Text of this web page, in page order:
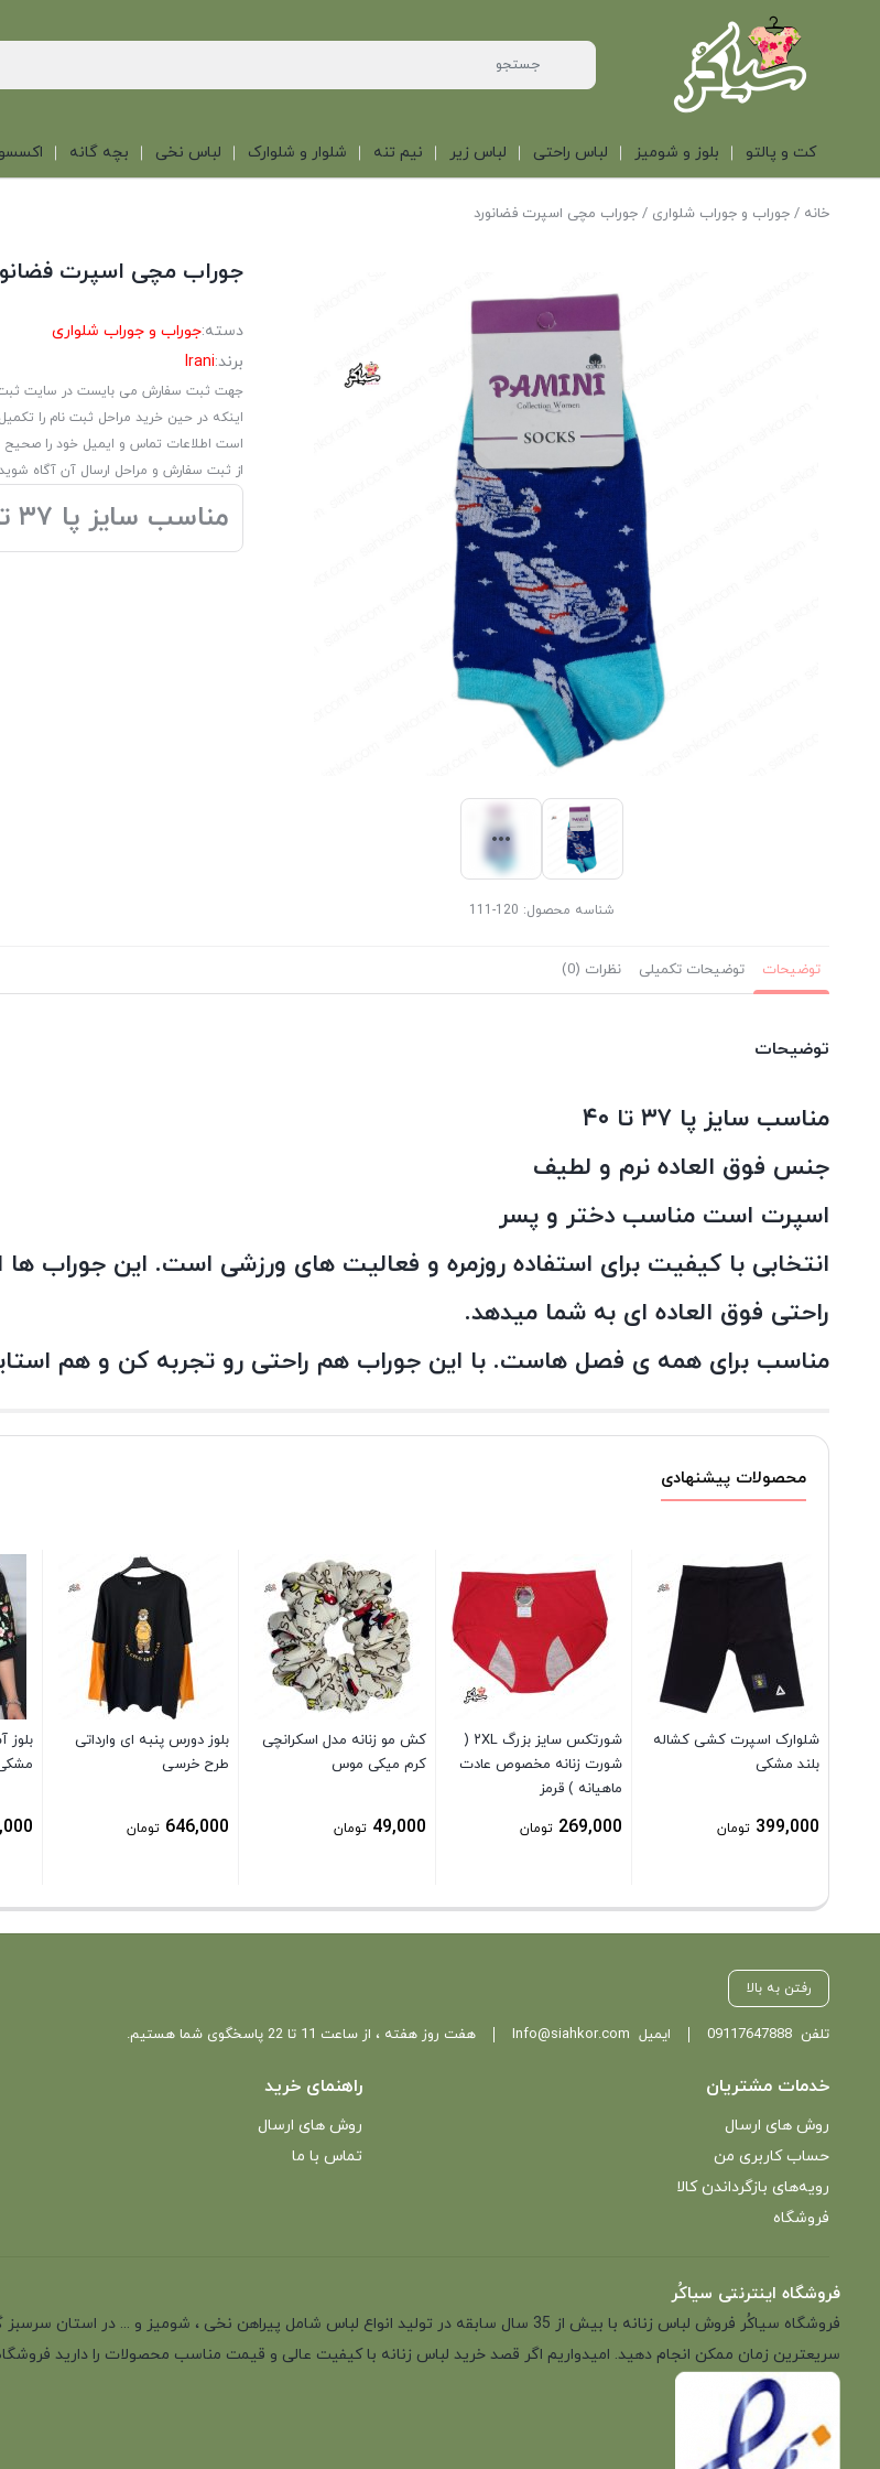
کت و پالتو بلوز و شومیز لباس راحتی لباس زیر نیم تنه شلوار و شلوارک لباس نخی بچه گانه
خانه /جوراب و جوراب شلواری / جوراب مچی اسپرت فضانورد
شناسه محصول: 120-111
جوراب مچی اسپرت
دسته:جوراب و جوراب شلواری
برند:Irani
جهت ثبت سفارش می بایست در سایت
اینکه در حین خرید مراحل ثبت نام را
است اطلاعات تماس و ایمیل خود را صحیح
از ثبت سفارش و مراحل ارسال آن آگاه
مناسب سایز پا ۳۷ تا ۴۰
توضیحات توضیحات تکمیلی نظرات (0)
توضیحات
مناسب سایز پا ۳۷ تا ۴۰
جنس فوق العاده نرم و لطیف
اسپرت است مناسب دختر و پسر
انتخابی با کیفیت برای استفاده روزمره و فعالیت های ورزشی است. این جوراب
راحتی فوق العاده ای به شما میدهد.
مناسب برای همه ی فصل هاست. با این جوراب هم راحتی رو تجربه کن و هم
محصولات پیشنهادی
شلوارک اسپرت کشی کشاله
بلند مشکی
399,000 تومان
شورتکس سایز بزرگ ۲XL (
شورت زنانه مخصوص عادت
ماهیانه ) قرمز
269,000 تومان
کش مو زنانه مدل اسکرانچی
کرم میکی موس
49,000 تومان
بلوز دورس پنبه ای وارداتی
طرح خرسی
646,000 تومان
بلوز
رفتن به بالا
تلفن09117647888 ایمیل Info@siahkor.com هفت روز هفته ، از ساعت 11 تا 22 پاسخگوی شما هستیم.
خدمات مشتریان
روش های ارسال
حساب کاربری من
رویه‌های بازگرداندن کالا
فروشگاه
راهنمای خرید
روش های ارسال
تماس با ما
فروشگاه اینترنتی سیاکُر
فروشگاه سیاکُر فروش لباس زنانه با بیش از 35 سال سابقه در تولید انواع لباس شامل پیراهن نخی ،
سریعترین زمان ممکن انجام دهید. امیدواریم اگر قصد خرید لباس زنانه با کیفیت عالی و قیمت مناسب محصولات را دارید